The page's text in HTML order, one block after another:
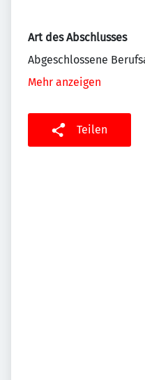
Art des Abschlusses
Abgeschlossene
Mehr anzeigen
Teilen